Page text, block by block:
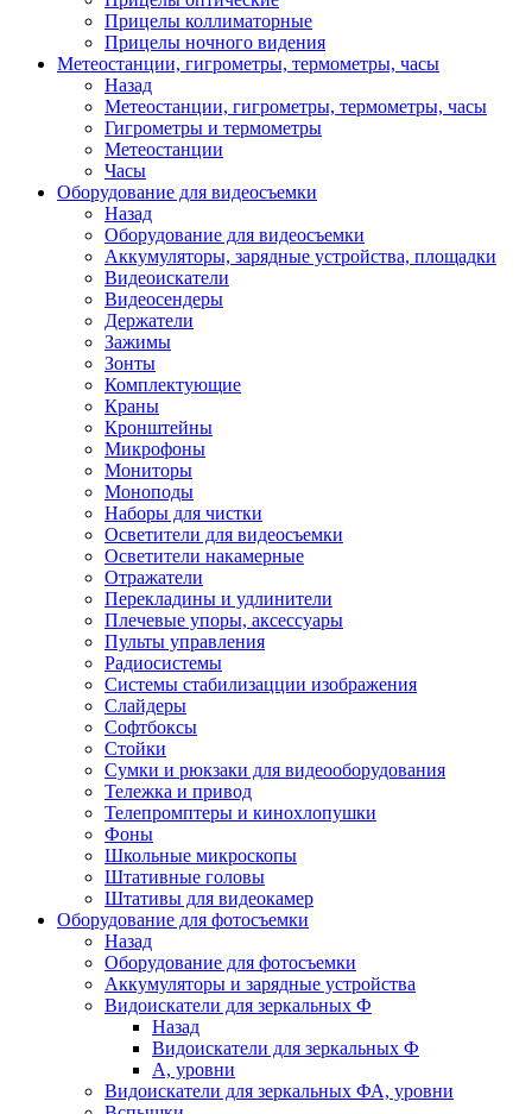
Прицелы коллиматорные
Прицелы ночного видения
Метеостанции, гигрометры, термометры, часы
Назад
Метеостанции, гигрометры, термометры, часы
Гигрометры и термометры
Метеостанции
Часы
Оборудование для видеосъемки
Назад
Оборудование для видеосъемки
Аккумуляторы, зарядные устройства, площадки
Видеоискатели
Видеосендеры
Держатели
Зажимы
Зонты
Комплектующие
Краны
Кронштейны
Микрофоны
Мониторы
Моноподы
Наборы для чистки
Осветители для видеосъемки
Осветители накамерные
Отражатели
Перекладины и удлинители
Плечевые упоры, аксессуары
Пульты управления
Радиосистемы
Системы стабилизацции изображения
Слайдеры
Софтбоксы
Стойки
Сумки и рюкзаки для видеооборудования
Тележка и привод
Телепромптеры и кинохлопушки
Фоны
Школьные микроскопы
Штативные головы
Штативы для видеокамер
Оборудование для фотосъемки
Назад
Оборудование для фотосъемки
Аккумуляторы и зарядные устройства
Видоискатели для зеркальных Ф
Назад
Видоискатели для зеркальных Ф
А, уровни
Видоискатели для зеркальных ФА, уровни